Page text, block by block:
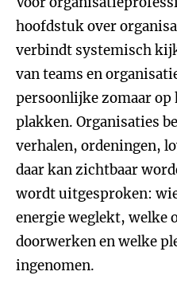
hoofdstuk over
verbindt systemisch
van teams en
persoonlijke zomaar op
plakken. Organisaties
verhalen, ordeningen,
daar kan zichtbaar
wordt uitgesproken:
energie weglekt, welke
doorwerken en welke
ingenomen.